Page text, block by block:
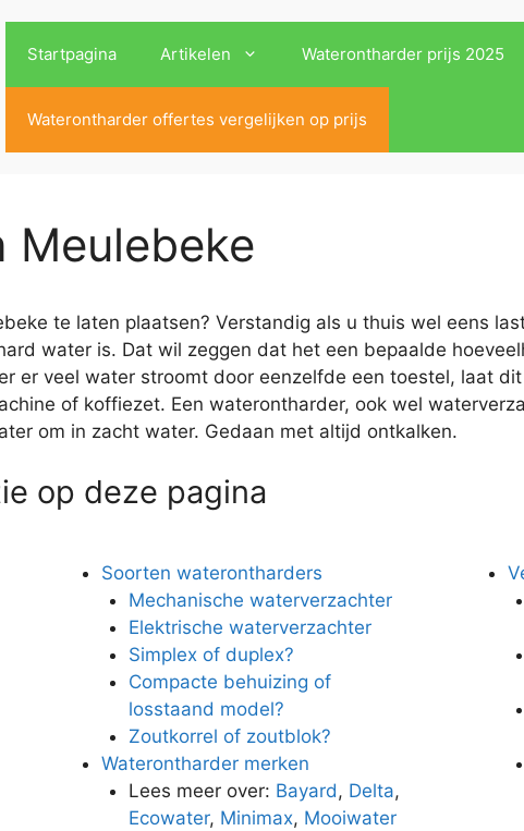
Startpagina Artikelen Waterontharder prijs 2025
Waterontharder offertes vergelijken op prijs
Meulebeke
te laten plaatsen? Verstandig als u thuis wel eens
water is. Dat wil zeggen dat het een bepaalde
er veel water stroomt door eenzelfde een toestel, laat
of koffiezet. Een waterontharder, ook wel
om in zacht water. Gedaan met altijd ontkalken.
op deze pagina
Soorten waterontharders
Mechanische waterverzachter
Elektrische waterverzachter
Simplex of duplex?
Compacte behuizing of
losstaand model?
Zoutkorrel of zoutblok?
Waterontharder merken
Lees meer over: Bayard, Delta,
Ecowater, Minimax, Mooiwater